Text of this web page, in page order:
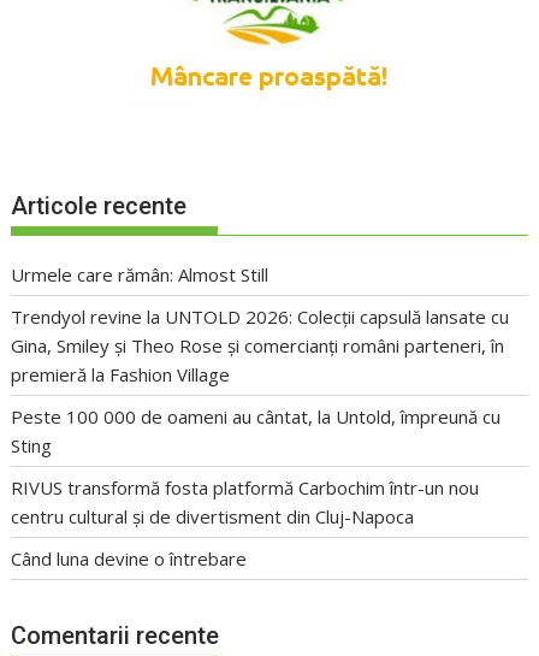
Articole recente
Urmele care rămân: Almost Still
Trendyol revine la UNTOLD 2026: Colecții capsulă lansate cu
Gina, Smiley și Theo Rose și comercianți români parteneri, în
premieră la Fashion Village
Peste 100 000 de oameni au cântat, la Untold, împreună cu
Sting
RIVUS transformă fosta platformă Carbochim într-un nou
centru cultural și de divertisment din Cluj-Napoca
Când luna devine o întrebare
Comentarii recente